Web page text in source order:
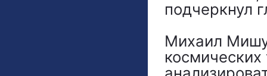
подчеркнул
Михаил